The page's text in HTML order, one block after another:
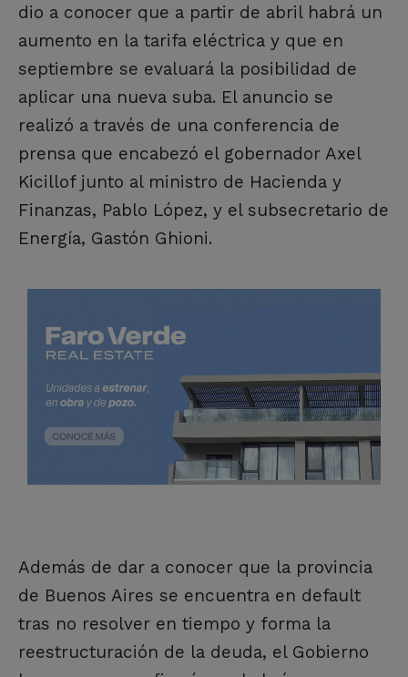
dio a conocer que a partir de abril habrá un
aumento en la tarifa eléctrica y que en
septiembre se evaluará la posibilidad de
aplicar una nueva suba. El anuncio se
realizó a través de una conferencia de
prensa que encabezó el gobernador Axel
Kicillof junto al ministro de Hacienda y
Finanzas, Pablo López, y el subsecretario de
Energía, Gastón Ghioni.
Además de dar a conocer que la provincia
de Buenos Aires se encuentra en default
tras no resolver en tiempo y forma la
reestructuración de la deuda, el Gobierno